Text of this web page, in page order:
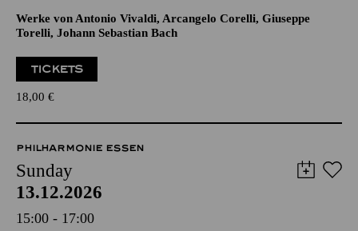
Werke von Antonio Vivaldi, Arcangelo Corelli, Giuseppe
Torelli, Johann Sebastian Bach
TICKETS
18,00 €
PHILHARMONIE ESSEN
Sunday
13.12.2026
15:00 - 17:00